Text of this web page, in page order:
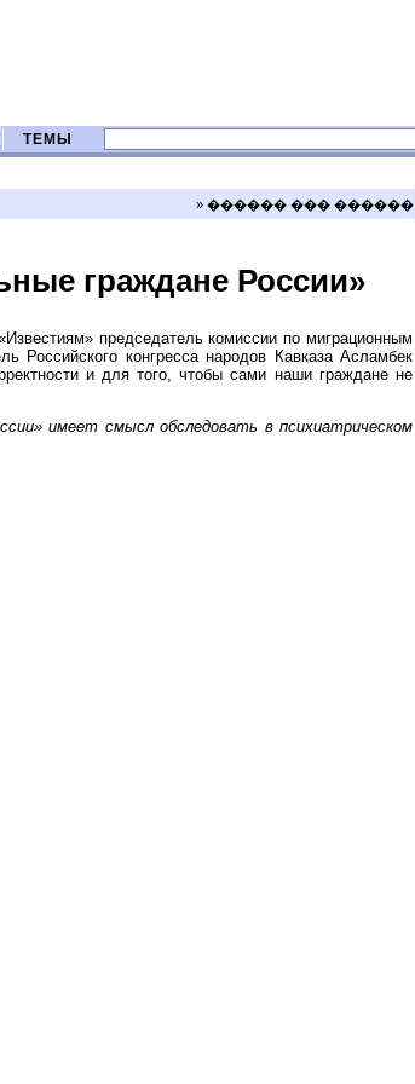
ТЕМЫ
» ������ ��� ������
граждане России»
председатель комиссии по миграционным
Российского конгресса народов Кавказа Асламбек
и для того, чтобы сами наши граждане не
имеет смысл обследовать в психиатрическом